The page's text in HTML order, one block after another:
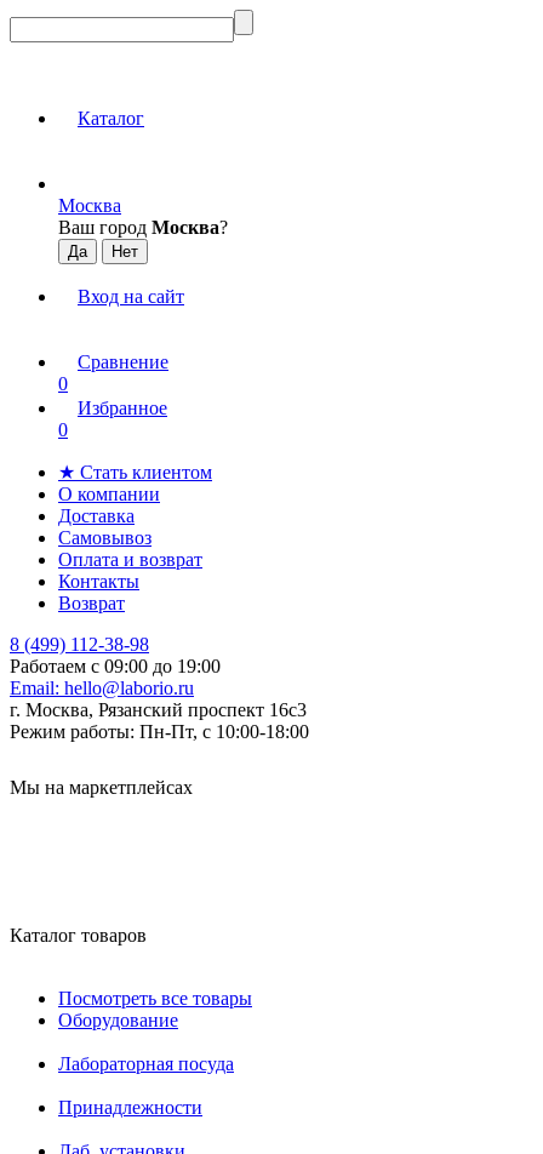
Каталог
Москва
Ваш город Москва?
Вход на сайт
Сравнение
0
Избранное
0
★ Стать клиентом
О компании
Доставка
Самовывоз
Оплата и возврат
Контакты
Возврат
8 (499) 112-38-98
Работаем с 09:00 до 19:00
Email: hello@laborio.ru
г. Москва, Рязанский проспект 16с3
Режим работы: Пн-Пт, с 10:00-18:00
Мы на маркетплейсах
Каталог товаров
Посмотреть все товары
Оборудование
Лабораторная посуда
Принадлежности